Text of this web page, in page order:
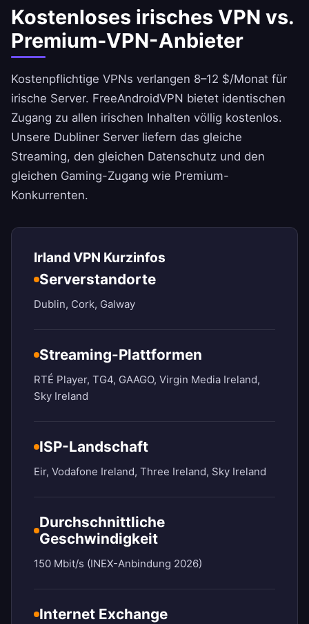
Kostenloses irisches VPN vs.
Premium-VPN-Anbieter
Kostenpflichtige VPNs verlangen 8–12 $/Monat für
irische Server. FreeAndroidVPN bietet identischen
Zugang zu allen irischen Inhalten völlig kostenlos.
Unsere Dubliner Server liefern das gleiche
Streaming, den gleichen Datenschutz und den
gleichen Gaming-Zugang wie Premium-
Konkurrenten.
Irland VPN Kurzinfos
Serverstandorte
Dublin, Cork, Galway
Streaming-Plattformen
RTÉ Player, TG4, GAAGO, Virgin Media Ireland,
Sky Ireland
ISP-Landschaft
Eir, Vodafone Ireland, Three Ireland, Sky Ireland
Durchschnittliche
Geschwindigkeit
150 Mbit/s (INEX-Anbindung 2026)
Internet Exchange